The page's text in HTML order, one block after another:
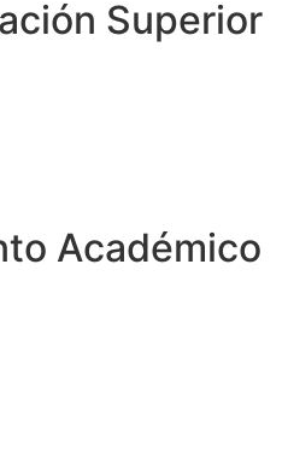
Superior
Académico